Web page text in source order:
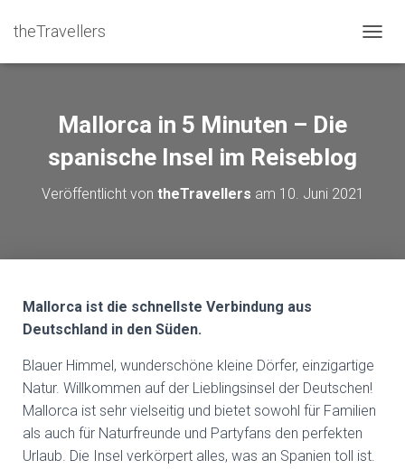
theTravellers
Mallorca in 5 Minuten – Die
spanische Insel im Reiseblog
Veröffentlicht von theTravellers am 10. Juni 2021
Mallorca ist die schnellste Verbindung aus
Deutschland in den Süden.
Blauer Himmel, wunderschöne kleine Dörfer, einzigartige
Natur. Willkommen auf der Lieblingsinsel der Deutschen!
Mallorca ist sehr vielseitig und bietet sowohl für Familien
als auch für Naturfreunde und Partyfans den perfekten
Urlaub. Die Insel verkörpert alles, was an Spanien toll ist.